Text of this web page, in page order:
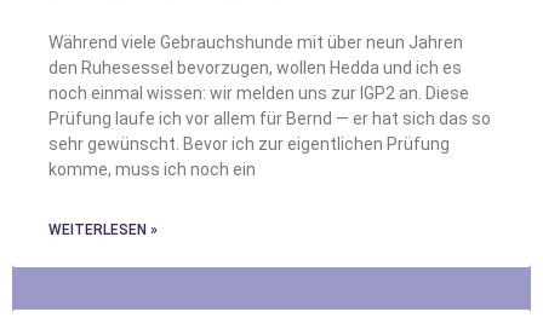
Während viele Gebrauchshunde mit über neun Jahren
den Ruhesessel bevorzugen, wollen Hedda und ich es
noch einmal wissen: wir melden uns zur IGP2 an. Diese
Prüfung laufe ich vor allem für Bernd — er hat sich das so
sehr gewünscht. Bevor ich zur eigentlichen Prüfung
komme, muss ich noch ein
WEITERLESEN »